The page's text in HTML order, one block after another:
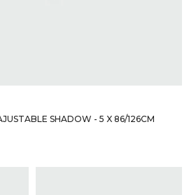
SHADOW - 5 X 86/126CM